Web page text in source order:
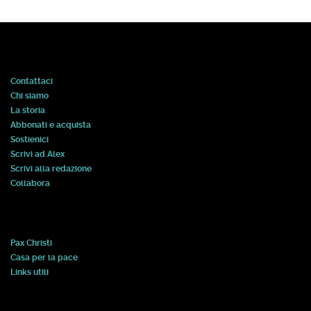
Contattaci
Chi siamo
La storia
Abbonati e acquista
Sostienici
Scrivi ad Alex
Scrivi alla redazione
Collabora
Pax Christi
Casa per la pace
Links utili